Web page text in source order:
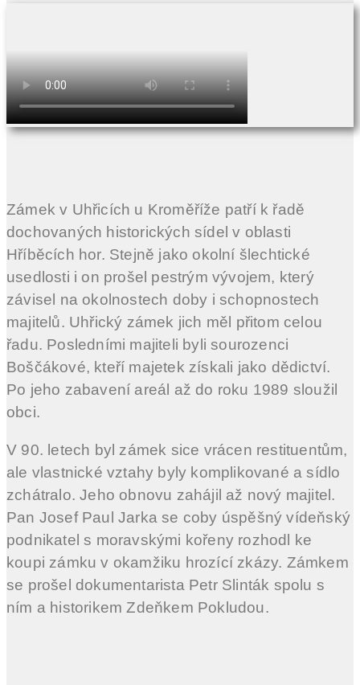
Zámek v Uhřicích u Kroměříže patří k řadě
dochovaných historických sídel v oblasti
Hříběcích hor. Stejně jako okolní šlechtické
usedlosti i on prošel pestrým vývojem, který
závisel na okolnostech doby i schopnostech
majitelů. Uhřický zámek jich měl přitom celou
řadu. Posledními majiteli byli sourozenci
Boščákové, kteří majetek získali jako dědictví.
Po jeho zabavení areál až do roku 1989 sloužil
obci.
V 90. letech byl zámek sice vrácen restituentům,
ale vlastnické vztahy byly komplikované a sídlo
zchátralo. Jeho obnovu zahájil až nový majitel.
Pan Josef Paul Jarka se coby úspěšný vídeňský
podnikatel s moravskými kořeny rozhodl ke
koupi zámku v okamžiku hrozící zkázy. Zámkem
se prošel dokumentarista Petr Slinták spolu s
ním a historikem Zdeňkem Pokludou.